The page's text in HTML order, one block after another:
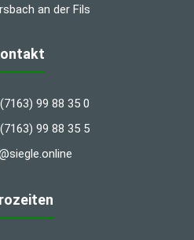
an der Fils
99 88 35 0
99 88 35 5